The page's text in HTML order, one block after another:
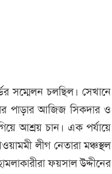
সম্মেলন চলছিল। সেখানে
পাড়ার আজিজ সিকদার ও
আশ্রয় চান। এক পর্যায়ে
লীগ নেতারা মঞ্চস্থল
ফয়সাল উদ্দীনের